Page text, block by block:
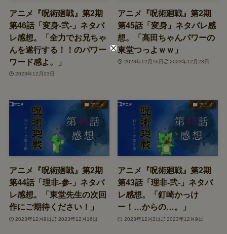
アニメ『呪術廻戦』第2期
第46話「変身-弐-」ネタバ
レ感想。「全力でお兄ちゃ
んを遂行する！！のパワー
ワード感よ。」
2023年12月23日
アニメ『呪術廻戦』第2期
第45話「変身」ネタバレ感
想。「高田ちゃんパワーの
東堂つっよｗｗ」
2023年12月16日 2023年12月23日
アニメ
アニメ『呪術廻戦』第2期
第44話「理非-参-」ネタバ
レ感想。「東堂先生の次回
作にご期待ください！」
2023年12月9日 2023年12月16日
アニメ
アニメ『呪術廻戦』第2期
第43話「理非-弐-」ネタバ
レ感想。「釘崎かっけ
ー！…からの…。」
2023年12月2日 2023年12月9日